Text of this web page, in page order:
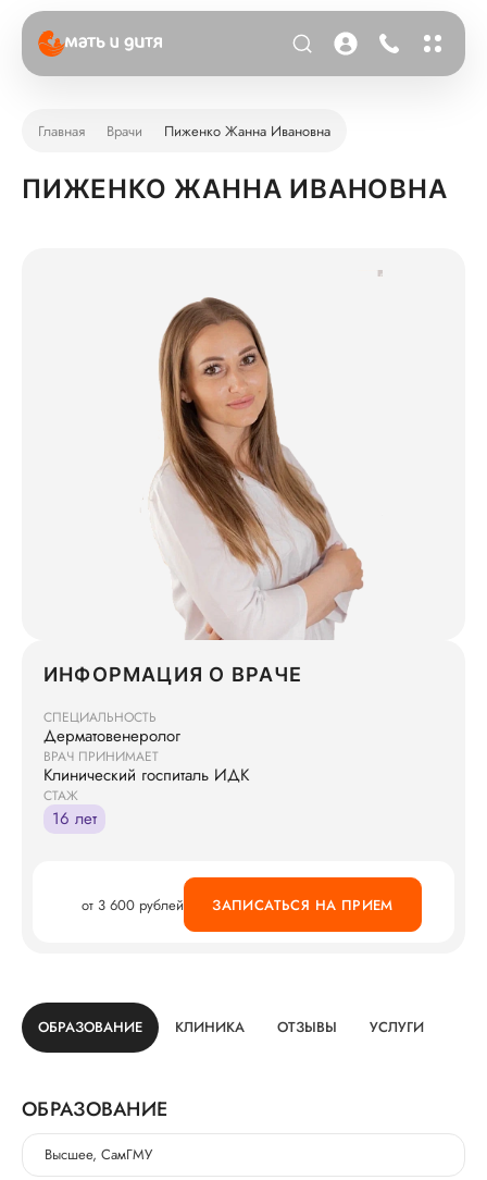
Главная Врачи Пиженко Жанна Ивановна
ПИЖЕНКО ЖАННА ИВАНОВНА
ИНФОРМАЦИЯ О ВРАЧЕ
СПЕЦИАЛЬНОСТЬ
Дерматовенеролог
ВРАЧ ПРИНИМАЕТ
Клинический госпиталь ИДК
СТАЖ
16 лет
от 3 600 рублей ЗАПИСАТЬСЯ НА ПРИЕМ
ОБРАЗОВАНИЕ КЛИНИКА ОТЗЫВЫ УСЛУГИ
ОБРАЗОВАНИЕ
Высшее, СамГМУ